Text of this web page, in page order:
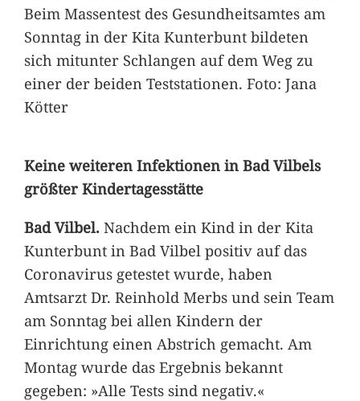
Beim Massentest des Gesundheitsamtes am
Sonntag in der Kita Kunterbunt bildeten
sich mitunter Schlangen auf dem Weg zu
einer der beiden Teststationen. Foto: Jana
Kötter
Keine weiteren Infektionen in Bad Vilbels
größter Kindertagesstätte
Bad Vilbel.Nachdem ein Kind in der Kita
Kunterbunt in Bad Vilbel positiv auf das
Coronavirus getestet wurde, haben
Amtsarzt Dr. Reinhold Merbs und sein Team
am Sonntag bei allen Kindern der
Einrichtung einen Abstrich gemacht. Am
Montag wurde das Ergebnis bekannt
gegeben: »Alle Tests sind negativ.«